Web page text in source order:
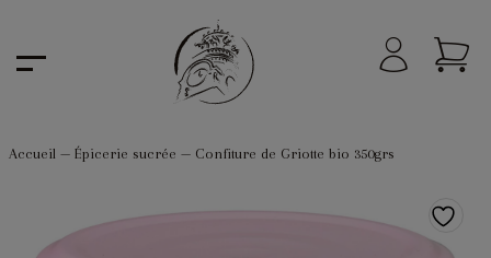
Accueil— Épicerie sucrée — Confiture de Griotte bio 350grs